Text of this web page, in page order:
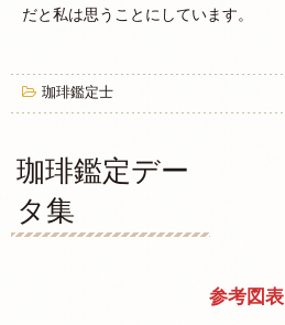
だと私は思うことにしています。
珈琲鑑定士
珈琲鑑定デー
タ集
参考図表